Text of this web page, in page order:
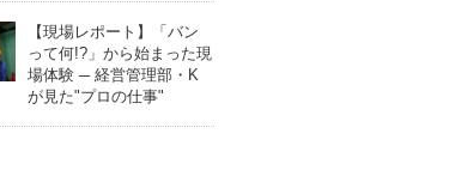
【現場レポート】「バン
って何!?」から始まった現
場体験 ─ 経営管理部・K
が見た"プロの仕事"